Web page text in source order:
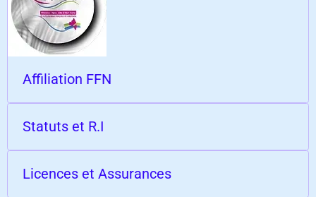
Affiliation FFN
Statuts et R.I
Licences et Assurances